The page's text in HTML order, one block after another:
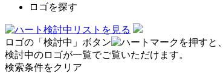
ロゴを探す
検討中リストを見る
ロゴの「検討中」ボタン
を押すと、
検討中のロゴが一覧でご覧いただけます。
検索条件をクリア